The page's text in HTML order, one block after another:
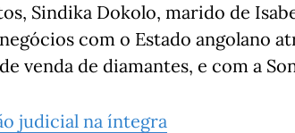
Sindika Dokolo, marido de
com o Estado angolano
venda de diamantes, e com a
judicial na íntegra